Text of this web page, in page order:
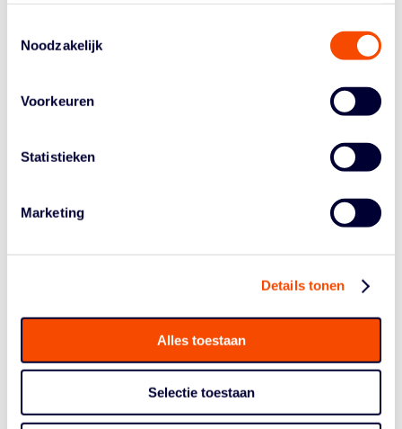
Noodzakelijk
Voorkeuren
Statistieken
Marketing
Details tonen
Alles toestaan
Selectie toestaan
ondersteunen.
Ook buiten het veld draait Move & Mingle om samenzijn.
wordt de dag een complete ervaring van sport,
Move & Mingle is een initiatief van Stichting All-In, in
Rotterdam, Alliantie Gelijkspelen, NOC*NSF en diverse
sportbonden. Samen werken zij aan een sportwereld
Move & Mingle vindt plaats op vrijdag 18 oktober 2025
in Rotterdam, van 11.00 tot 16.00 uur. Deelname is
gratis. Aanmelden kan viaEventbrite: Move & Mingle –
Sport en Ontmoetingsdag voor jongeren
informatie:thijs.de.greeff@knhb.nl.